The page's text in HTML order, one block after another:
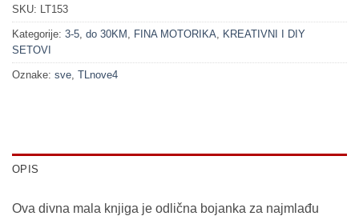
SKU: LT153
Kategorije: 3-5 do 30KM FINA MOTORIKA
KREATIVNI I DIY
SETOVI
Oznake: sve TLnove4
OPIS
Ova divna mala knjiga je odlična bojanka za najmlađu